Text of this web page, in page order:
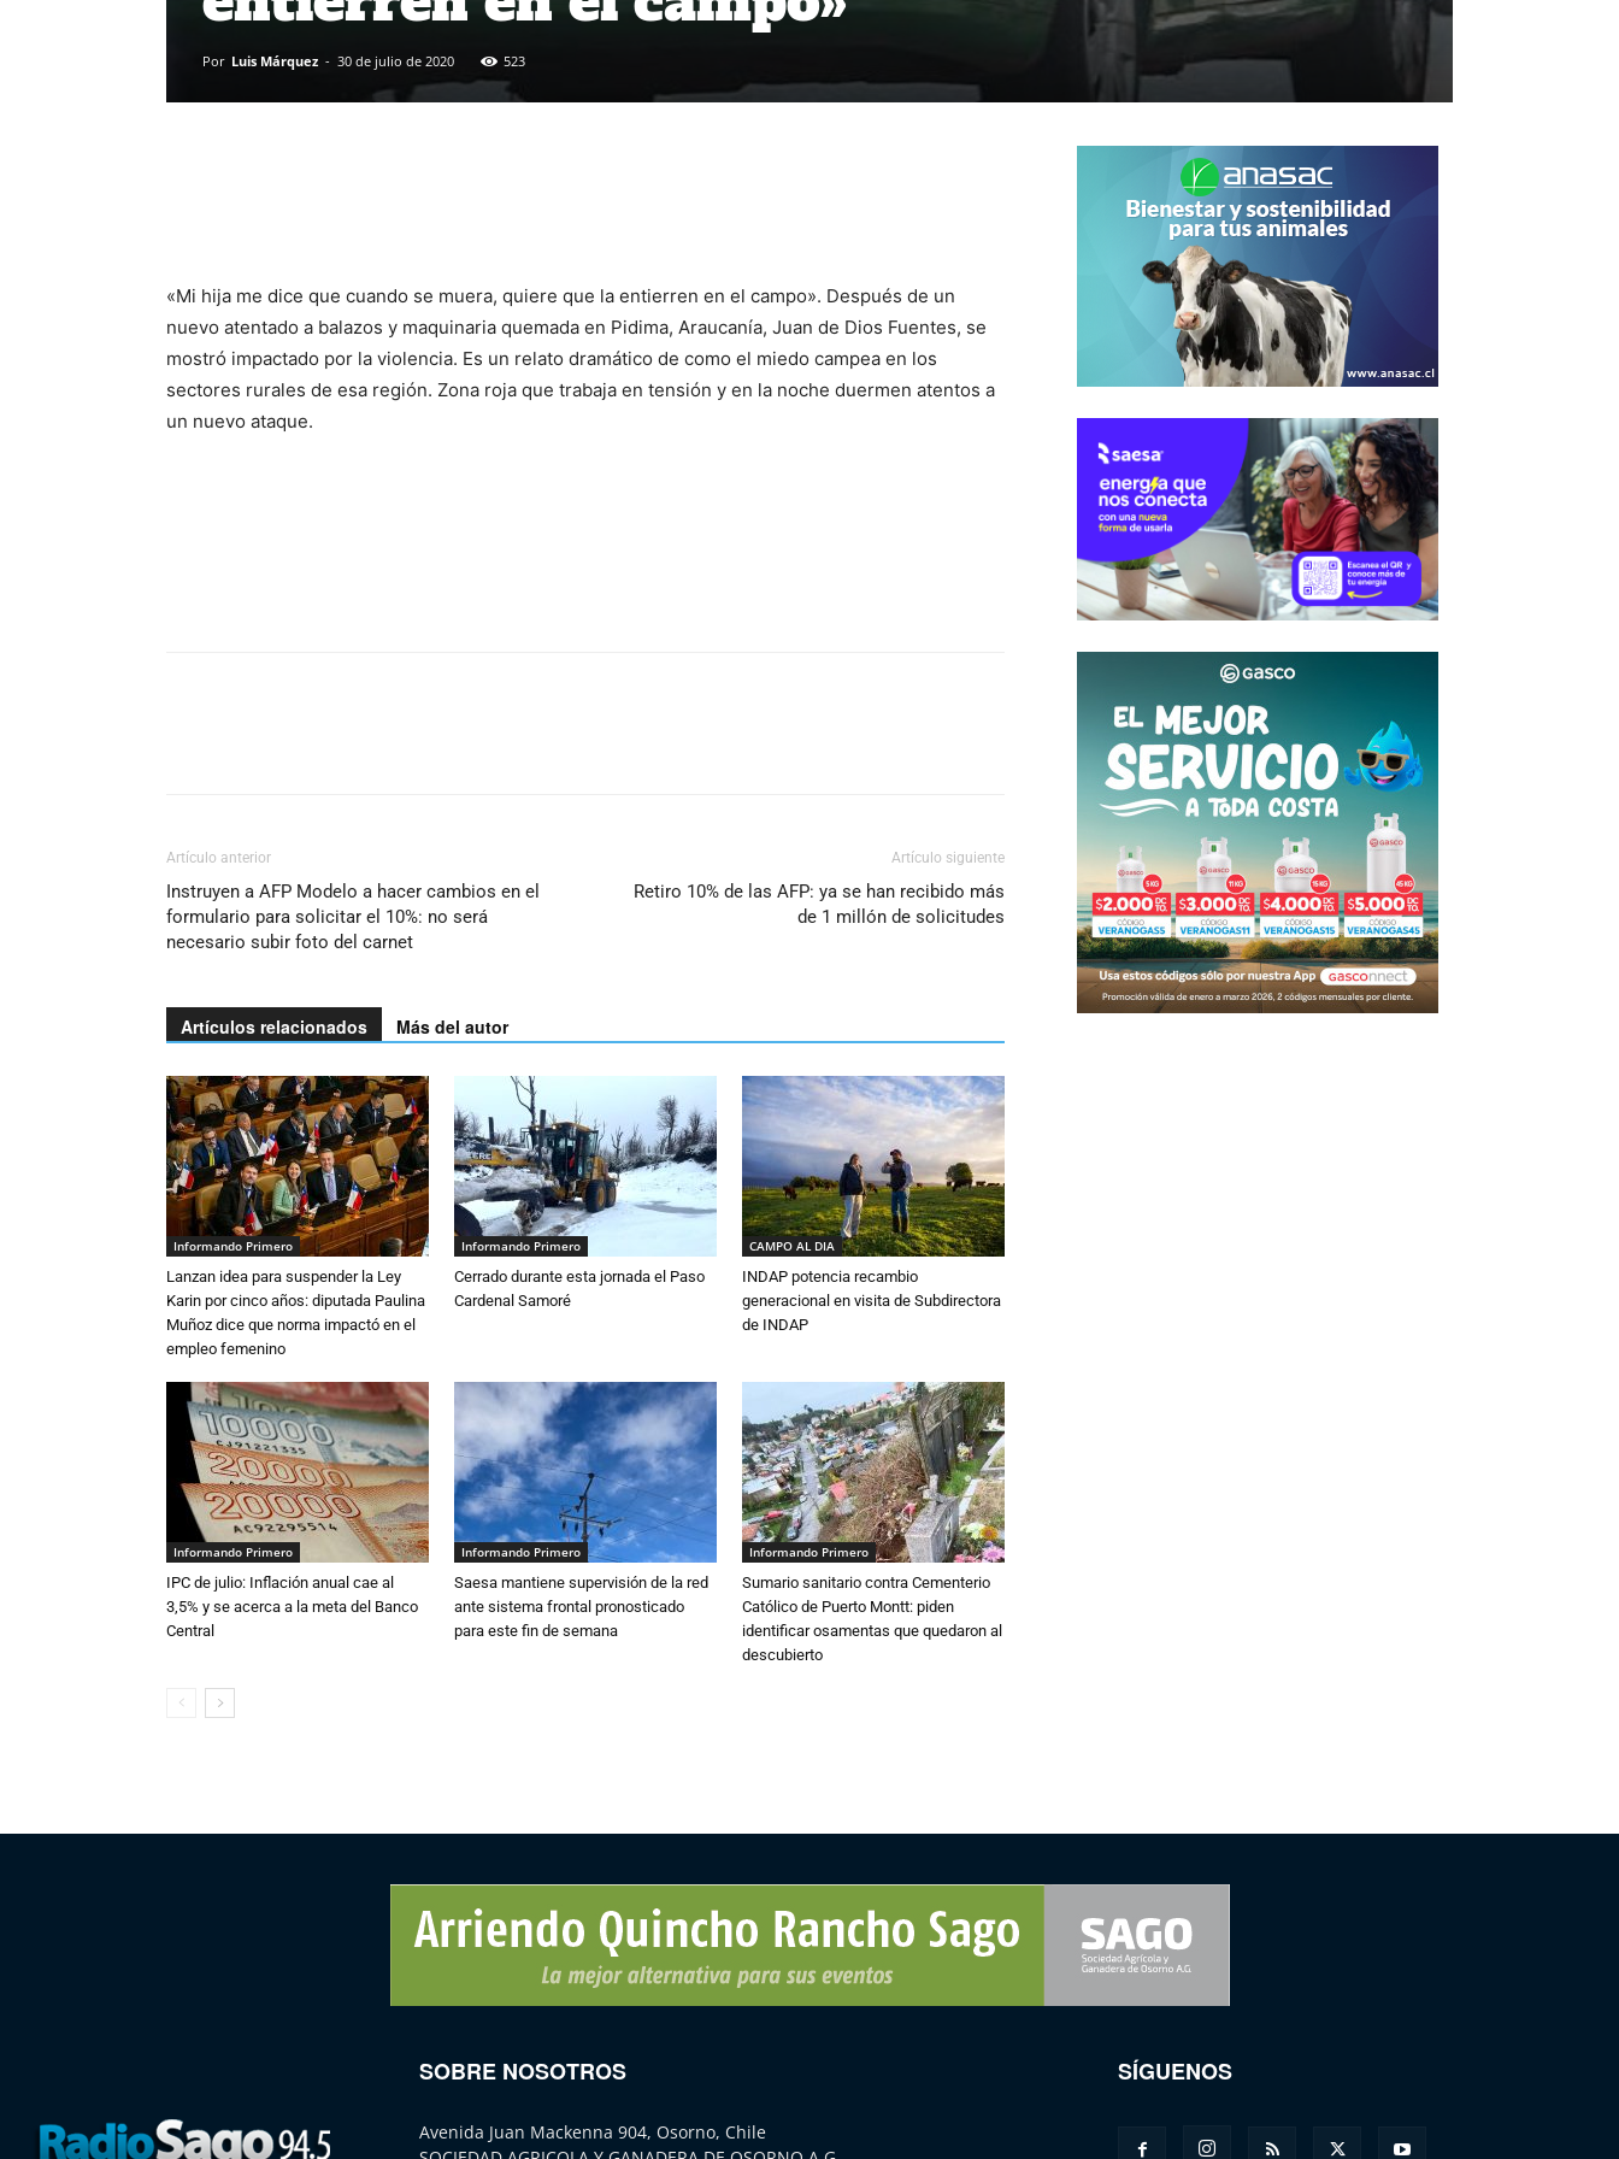
Por Luis Márquez - 30 de julio de 2020 523
«Mi hija me dice que cuando se muera, quiere que la entierren en el campo». Después de un
nuevo atentado a balazos y maquinaria quemada en Pidima, Araucanía, Juan de Dios Fuentes, se
mostró impactado por la violencia. Es un relato dramático de como el miedo campea en los
sectores rurales de esa región. Zona roja que trabaja en tensión y en la noche duermen atentos a
un nuevo ataque.
Artículo anterior
Instruyen a AFP Modelo a hacer cambios en el
formulario para solicitar el 10%: no será
necesario subir foto del carnet
Artículo siguiente
Retiro 10% de las AFP: ya se han recibido más
de 1 millón de solicitudes
Artículos relacionados Más del autor
Informando Primero
Lanzan idea para suspender la Ley
Karin por cinco años: diputada Paulina
Muñoz dice que norma impactó en el
empleo femenino
Informando Primero
Cerrado durante esta jornada el Paso
Cardenal Samoré
CAMPO AL DIA
INDAP potencia recambio
generacional en visita de Subdirectora
de INDAP
Informando Primero
IPC de julio: Inflación anual cae al
3,5% y se acerca a la meta del Banco
Central
Informando Primero
Saesa mantiene supervisión de la red
ante sistema frontal pronosticado
para este fin de semana
Informando Primero
Sumario sanitario contra Cementerio
Católico de Puerto Montt: piden
identificar osamentas que quedaron al
descubierto
SOBRE NOSOTROS
Avenida Juan Mackenna 904, Osorno, Chile
SÍGUENOS